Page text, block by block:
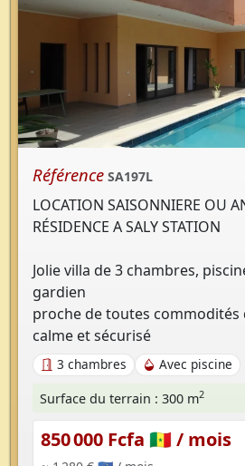
Référence SA197L
LOCATION SAISONNIERE OU
RÉSIDENCE A SALY STATION
Jolie villa de 3 chambres,
gardien
proche de toutes commodités
calme et sécurisé
3 chambres
Avec piscine
Surface du terrain : 300 m2
850 000 Fcfa 🇸🇳 / mois